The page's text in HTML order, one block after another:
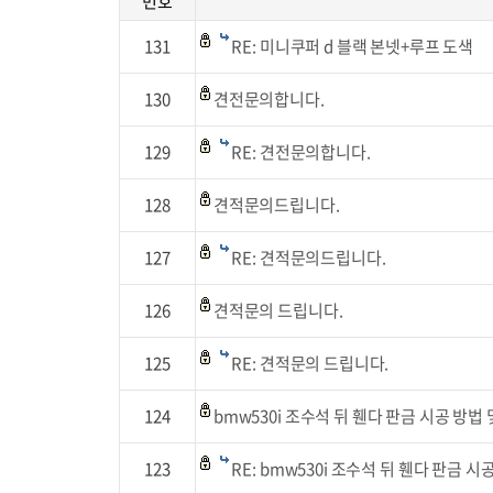
131
RE: 미니쿠퍼 d 블랙 본넷+루프 도색
130 견전문의합니다.
129 RE: 견전문의합니다.
128 견적문의드립니다.
127 RE: 견적문의드립니다.
126 견적문의 드립니다.
125 RE: 견적문의 드립니다.
124 bmw530i 조수석 뒤 휀다 판금 시공 방법
123 RE: bmw530i 조수석 뒤 휀다 판금 시